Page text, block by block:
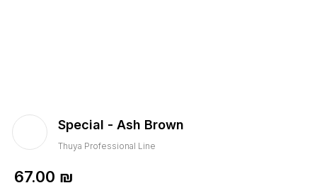
Special - Ash Brown
Thuya Professional Line
67.00 ₪